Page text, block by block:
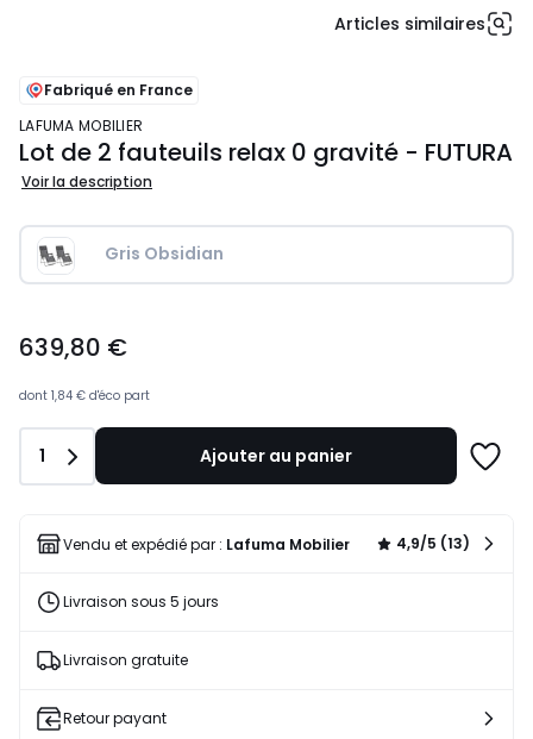
Articles similaires
Fabriqué en France
LAFUMA MOBILIER
Lot de 2 fauteuils relax 0 gravité - FUTURA
Voir la description
Gris Obsidian
€.
639,80 €
dont 1,84 € d'éco part
Quantité
1 Ajouter au panier
liste
Vendu et expédié par : Lafuma Mobilier 4,9/5 (13)
Livraison sous 5 jours
Livraison gratuite
Retour payant